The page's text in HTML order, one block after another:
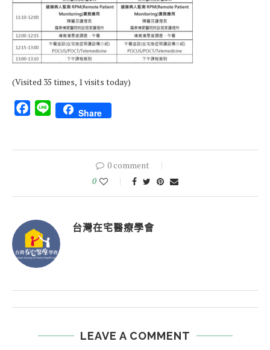
(Visited 35 times, 1 visits today)
Facebook
Line Share
0 comment
0
台灣在宅醫療學會
LEAVE A COMMENT